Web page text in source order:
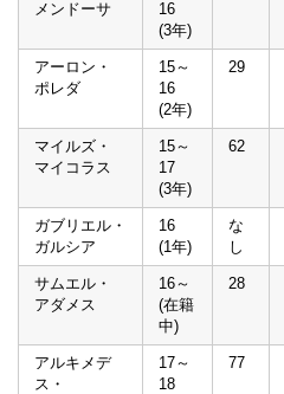
メンドーサ
16
(3年)
アーロン・
ポレダ
15～
16
(2年)
29
マイルズ・
マイコラス
15～
17
(3年)
62
ガブリエル・
ガルシア
16
(1年)
な
し
サムエル・
アダメス
16～
(在籍
中)
28
アルキメデ
ス・
17～
18
77